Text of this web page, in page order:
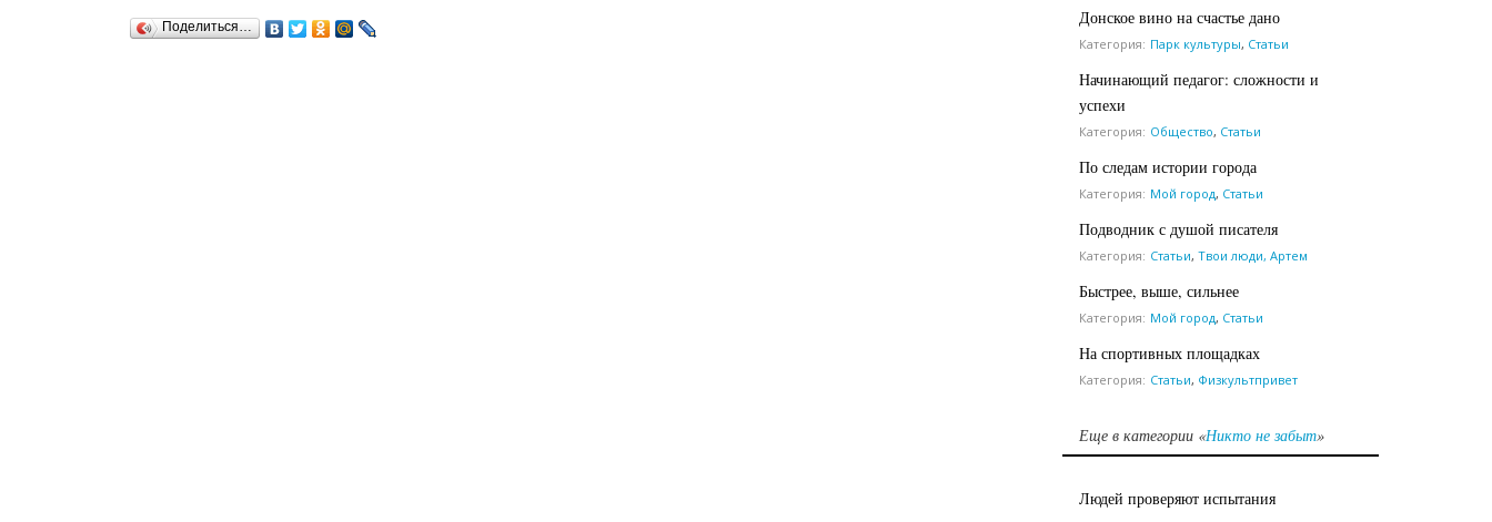
Поделиться… Донское вино на счастье дано
Категория: Парк культуры, Статьи
Начинающий педагог: сложности и
успехи
Категория: Общество, Статьи
По следам истории города
Категория: Мой город, Статьи
Подводник с душой писателя
Категория: Статьи, Твои люди, Артем
Быстрее, выше, сильнее
Категория: Мой город, Статьи
На спортивных площадках
Категория: Статьи, Физкультпривет
Еще в категории «Никто не забыт»
Людей проверяют испытания